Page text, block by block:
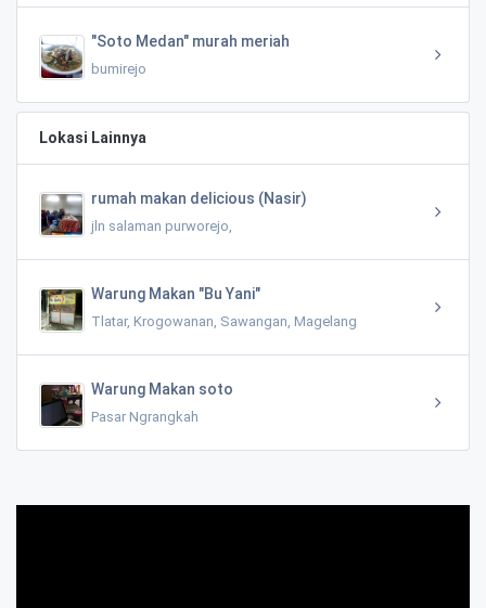
"Soto Medan" murah meriah
bumirejo
Lokasi Lainnya
rumah makan delicious (Nasir)
jln salaman purworejo,
Warung Makan "Bu Yani"
Tlatar, Krogowanan, Sawangan, Magelang
Warung Makan soto
Pasar Ngrangkah